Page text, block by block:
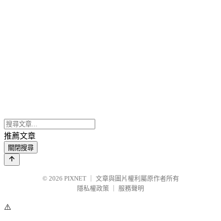
推薦文章
關閉搜尋
© 2026 PIXNET
文章與圖片權利屬原作者所有
隱私權政策
服務聲明
⚠️